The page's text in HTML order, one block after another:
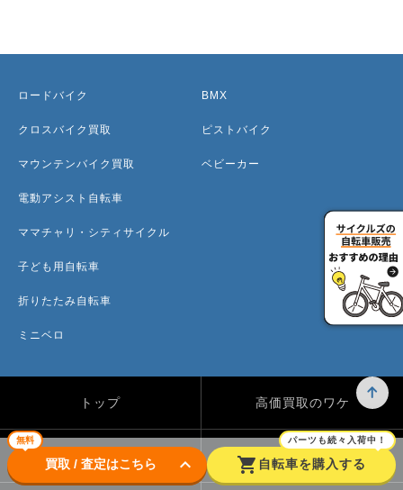
無料
買取 / 査定はこちら keyboard_arrow_down shopping_cart
パーツも続々入荷中！
自転車を購入する
ロードバイク
クロスバイク買取
マウンテンバイク買取
電動アシスト自転車
ママチャリ・シティサイクル
子ども用自転車
折りたたみ自転車
ミニベロ
BMX
ピストバイク
ベビーカー
トップ 高価買取のワケ
買取方法 買取カテゴリー